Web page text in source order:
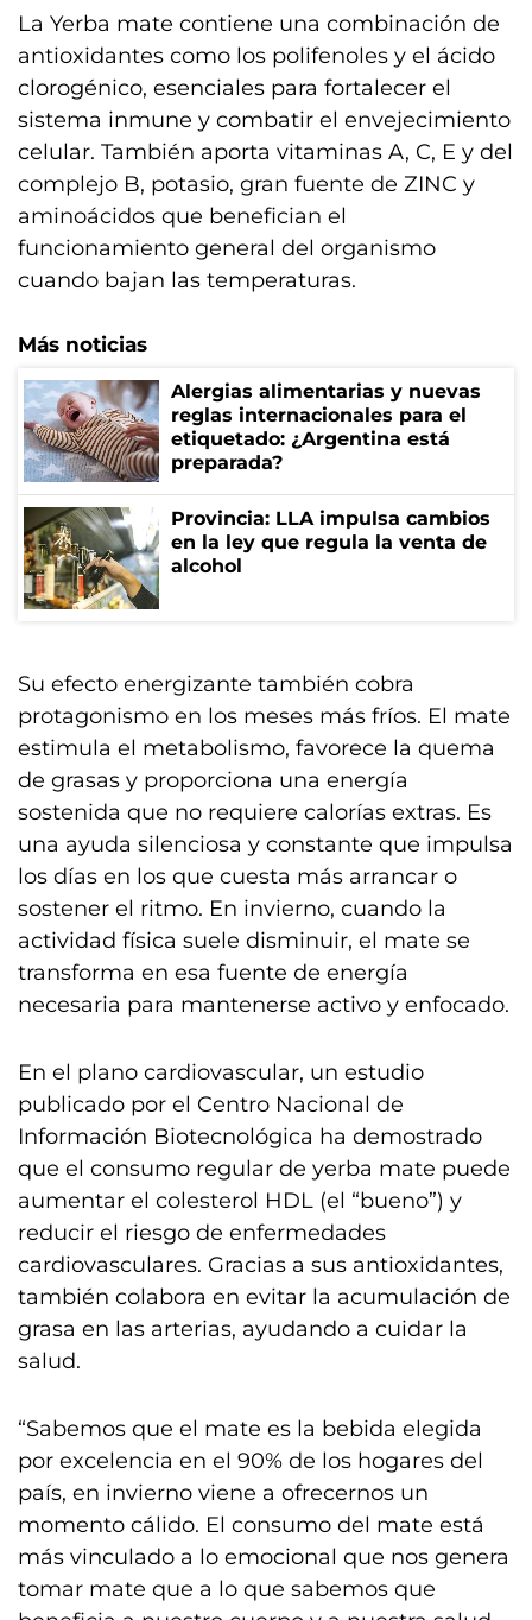
La Yerba mate contiene una combinación de
antioxidantes como los polifenoles y el ácido
clorogénico, esenciales para fortalecer el
sistema inmune y combatir el envejecimiento
celular. También aporta vitaminas A, C, E y del
complejo B, potasio, gran fuente de ZINC y
aminoácidos que benefician el
funcionamiento general del organismo
cuando bajan las temperaturas.
Más noticias
Alergias alimentarias y nuevas
reglas internacionales para el
etiquetado: ¿Argentina está
preparada?
Provincia: LLA impulsa cambios
en la ley que regula la venta de
alcohol
Su efecto energizante también cobra
protagonismo en los meses más fríos. El mate
estimula el metabolismo, favorece la quema
de grasas y proporciona una energía
sostenida que no requiere calorías extras. Es
una ayuda silenciosa y constante que impulsa
los días en los que cuesta más arrancar o
sostener el ritmo. En invierno, cuando la
actividad física suele disminuir, el mate se
transforma en esa fuente de energía
necesaria para mantenerse activo y enfocado.
En el plano cardiovascular, un estudio
publicado por el Centro Nacional de
Información Biotecnológica ha demostrado
que el consumo regular de yerba mate puede
aumentar el colesterol HDL (el “bueno”) y
reducir el riesgo de enfermedades
cardiovasculares. Gracias a sus antioxidantes,
también colabora en evitar la acumulación de
grasa en las arterias, ayudando a cuidar la
salud.
“Sabemos que el mate es la bebida elegida
por excelencia en el 90% de los hogares del
país, en invierno viene a ofrecernos un
momento cálido. El consumo del mate está
más vinculado a lo emocional que nos genera
tomar mate que a lo que sabemos que